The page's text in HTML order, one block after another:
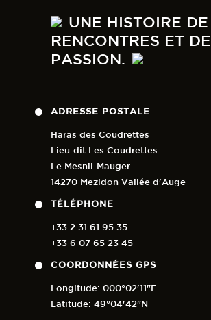
UNE HISTOIRE DE
RENCONTRES ET DE
PASSION.
ADRESSE POSTALE
Haras des Coudrettes
Lieu-dit Les Coudrettes
Le Mesnil-Mauger
14270 Mezidon Vallée d'Auge
TÉLÉPHONE
+33 2 31 61 95 35
+33 6 07 65 23 45
COORDONNÉES GPS
Longitude: 000°02'11"E
Latitude: 49°04'42"N